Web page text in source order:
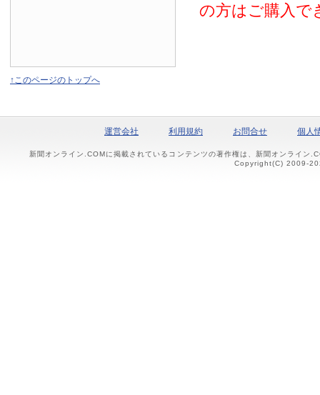
の方はご購入で
↑このページのトップへ
運営会社 利用規約 お問合せ 個人
新聞オンライン.COMに掲載されているコンテンツの著作権は、新聞オンライン
Copyright(C) 2009-